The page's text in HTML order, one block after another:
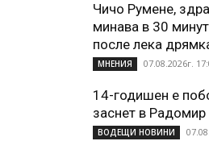
Чичо Румене,
минава в 30
после лека
МНЕНИЯ 07.08.2026г.
14-годишен е
заснет в Радомир
ВОДЕЩИ НОВИНИ